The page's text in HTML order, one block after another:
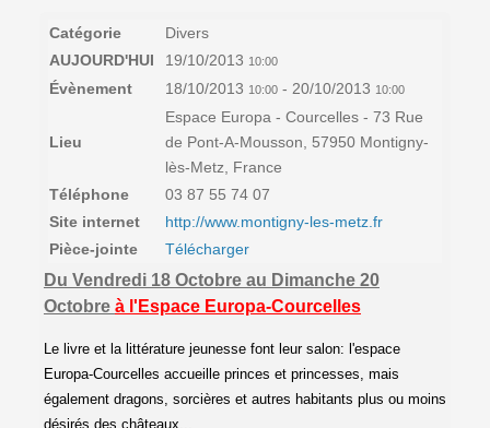
Catégorie
Divers
AUJOURD'HUI
19/10/2013 10:00
Évènement 18/10/2013 10:00- 20/10/2013 10:00
Lieu
Espace Europa - Courcelles - 73 Rue
de Pont-A-Mousson, 57950 Montigny-
lès-Metz, France
Téléphone
03 87 55 74 07
Site internet
http://www.montigny-les-metz.fr
Pièce-jointe
Télécharger
Du Vendredi 18 Octobre au Dimanche 20
Octobre à l'Espace Europa-Courcelles
Le livre et la littérature jeunesse font leur salon: l'espace
Europa-Courcelles accueille princes et princesses, mais
également dragons, sorcières et autres habitants plus ou moins
désirés des châteaux...